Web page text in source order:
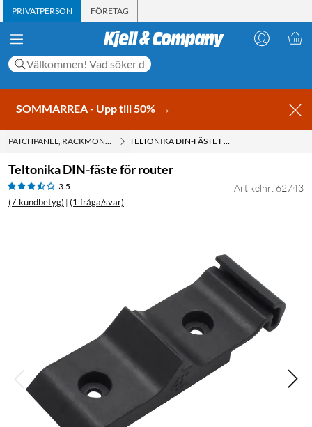
PRIVATPERSON FÖRETAG
SOMMARREA - Upp till 50% →
PATCHPANEL, RACKMONTERING TELTONIKA DIN-FÄSTE FÖR ROUTER
Teltonika DIN-fäste för router
3.5
(7 kundbetyg) | (1 fråga/svar)
Artikelnr: 62743